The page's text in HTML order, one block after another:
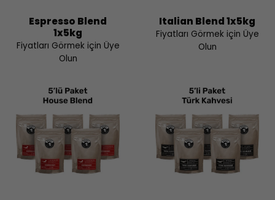
Espresso Blend
1x5kg
Fiyatları Görmek için Üye
Olun
Italian Blend 1x5kg
Fiyatları Görmek için Üye
Olun